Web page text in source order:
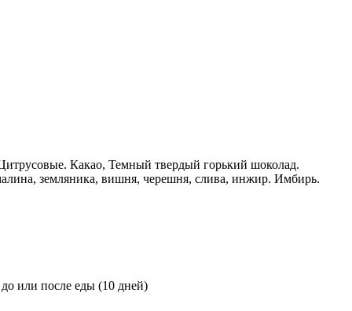
Какао, Темный твердый горький шоколад.
земляника, вишня, черешня, слива, инжир. Имбирь.
или после еды (10 дней)